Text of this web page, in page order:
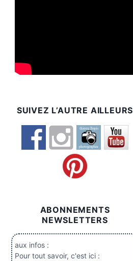
SUIVEZ L’AUTRE AILLEURS
ABONNEMENTS
NEWSLETTERS
aux infos :
Pour tout savoir, c'est ici :